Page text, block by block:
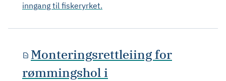
inngang til fiskeryrket.
Monteringsrettleiing for
rømmingshol i